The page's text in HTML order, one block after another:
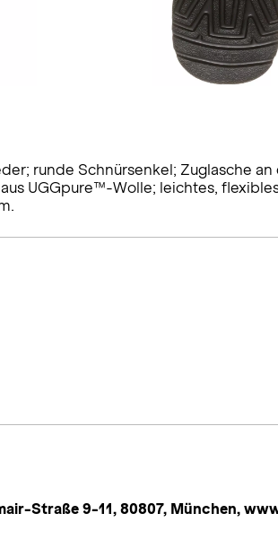
runde Schnürsenkel; Zuglasche
UGGpure™-Wolle; leichtes,
Straße 9-11, 80807, München,